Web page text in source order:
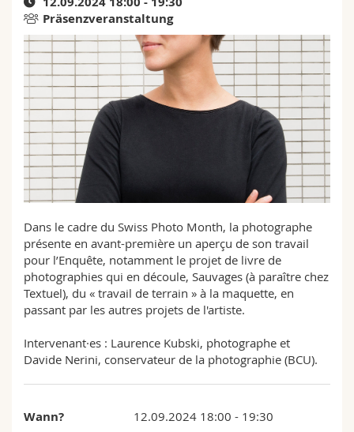
Math.-Nat. und Med. Fak.
Interfakultär
Mitarbeitende
Doktorierende
Webmail
Vorlesungsverzeichnis
MyUnifr
Präsenzveranstaltung
Dans le cadre du Swiss Photo Month, la photographe
présente en avant-première un aperçu de son travail
pour l’Enquête, notamment le projet de livre de
photographies qui en découle, Sauvages (à paraître chez
Textuel), du « travail de terrain » à la maquette, en
passant par les autres projets de l'artiste.
Intervenant·es : Laurence Kubski, photographe et
Davide Nerini, conservateur de la photographie (BCU).
Wann? 12.09.2024 18:00 - 19:30